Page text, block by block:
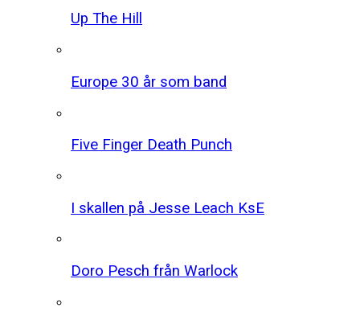
Up The Hill
Europe 30 år som band
Five Finger Death Punch
I skallen på Jesse Leach KsE
Doro Pesch från Warlock